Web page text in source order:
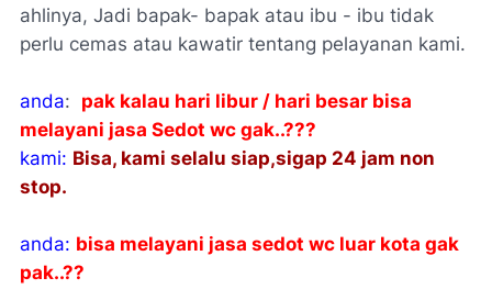
ahlinya, Jadi bapak- bapak atau ibu - ibu tidak
perlu cemas atau kawatir tentang pelayanan kami.
anda: pak kalau hari libur / hari besar bisa
melayani jasa Sedot wc gak..???
kami: Bisa, kami selalu siap,sigap 24 jam non
stop.
anda: bisa melayani jasa sedot wc luar kota gak
pak..??